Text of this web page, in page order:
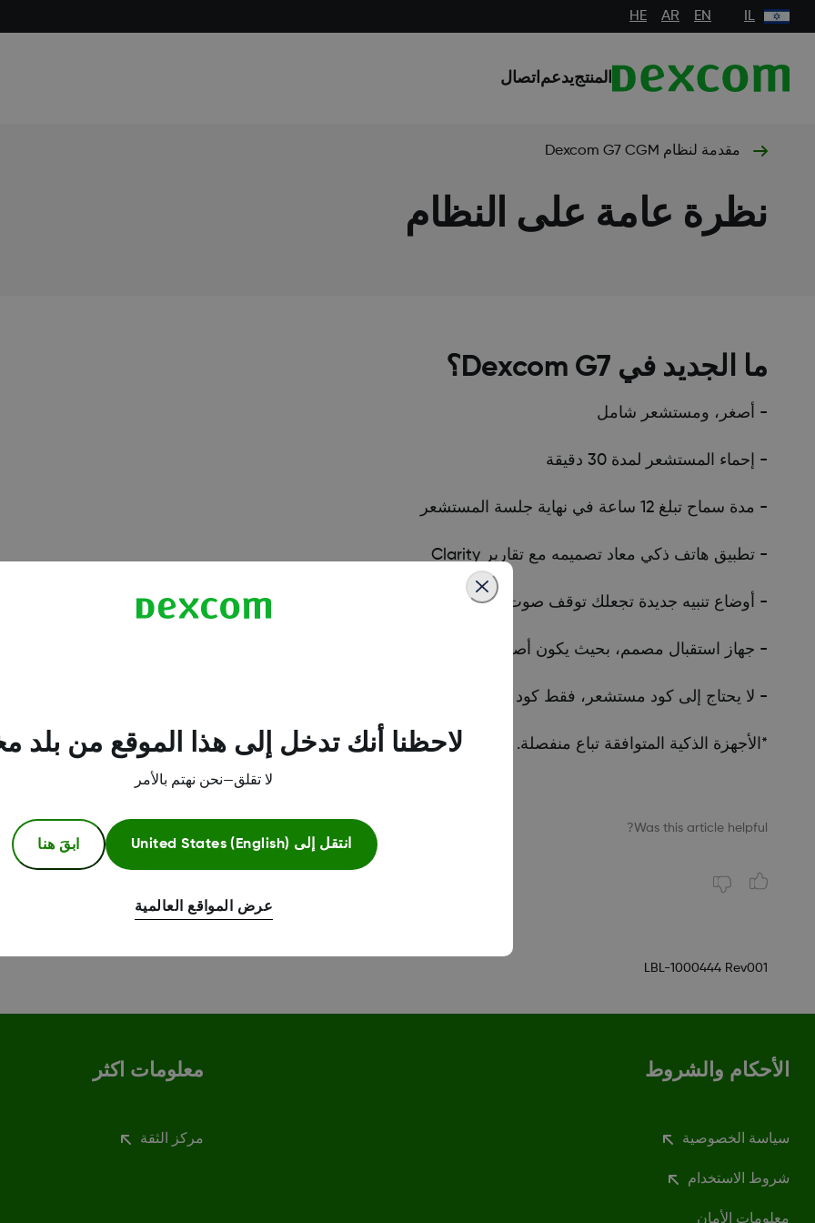
IL
EN
AR
HE
المنتجيدعم اتصال
مقدمة لنظام Dexcom G7 CGM
نظرة عامة على النظام
ما الجديد في Dexcom G7؟
- أصغر، ومستشعر شامل
- إحماء المستشعر لمدة 30 دقيقة
- مدة سماح تبلغ 12 ساعة في نهاية جلسة المستشعر
- تطبيق هاتف ذكي معاد تصميمه مع تقارير Clarity
- أوضاع تنبيه جديدة تجعلك توقف صوت كل التنبيهات لمدة تصل إلى 6 ساعات
- جهاز استقبال مصمم، بحيث يكون أصغر (مقارنة مع Dexcom G6)، مع عرض أكثر حيوية
- لا يحتاج إلى كود مستشعر، فقط كود اقتران من 4 أرقام على كل مطباق Dexcom G7 جديد
*الأجهزة الذكية المتوافقة تباع منفصلة. لعرض قائمة بالأجهزة الذكية المتوافقة، الرجاء زيارة:compatibility
Was this article helpful?
LBL-1000444 Rev001
الأحكام والشروط
سياسة الخصوصية
شروط الاستخدام
معلومات الأمان
معلومات اكثر
مركز الثقة
لاحظنا أنك تدخل إلى هذا الموقع من بلد
لا تقلق—نحن نهتم بالأمر
انتقل إلى United States (English) ابقَ هنا
عرض المواقع العالمية